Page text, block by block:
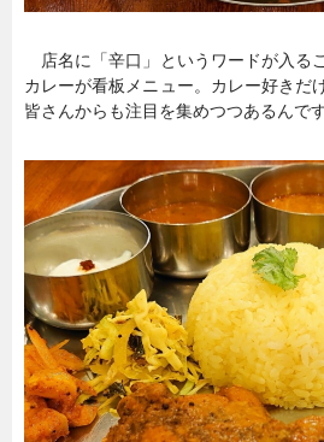
店名に「辛口」というワードが入る
カレーが看板メニュー。カレー好きだ
皆さんからも注目を集めつつあるんです